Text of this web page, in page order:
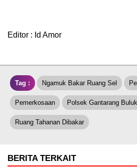
Editor : Id Amor
Tag : Ngamuk Bakar Ruang Sel
Pemerkosaan Polsek Gantarang
Ruang Tahanan Dibakar
BERITA TERKAIT